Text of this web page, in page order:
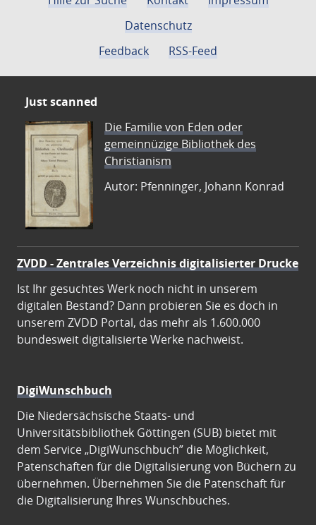
Datenschutz
Feedback
RSS-Feed
Just scanned
Die Familie von Eden oder
gemeinnüzige Bibliothek des
Christianism
Autor: Pfenninger, Johann Konrad
ZVDD - Zentrales Verzeichnis digitalisierter Drucke
Ist Ihr gesuchtes Werk noch nicht in unserem
digitalen Bestand? Dann probieren Sie es doch in
unserem ZVDD Portal, das mehr als 1.600.000
bundesweit digitalisierte Werke nachweist.
DigiWunschbuch
Die Niedersächsische Staats- und
Universitätsbibliothek Göttingen (SUB) bietet mit
dem Service „DigiWunschbuch” die Möglichkeit,
Patenschaften für die Digitalisierung von Büchern zu
übernehmen. Übernehmen Sie die Patenschaft für
die Digitalisierung Ihres Wunschbuches.